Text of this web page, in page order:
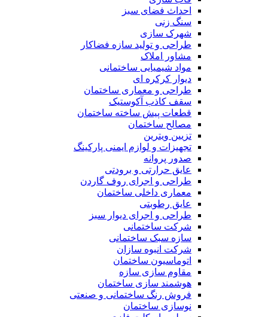
احداث فضای سبز
سنگ زنی
شهرک سازی
طراحی و تولید سازه فضاکار
مشاور املاک
مواد شیمیایی ساختمانی
دیوار کرکره ای
طراحی و معماری ساختمان
سقف کاذب آکوستیک
قطعات پیش ساخته ساختمان
مصالح ساختمان
تزیین ویترین
تجهیزات و لوازم ایمنی پارکینگ
صدور پروانه
عایق حرارتی و برودتی
طراحی و اجرای روف گاردن
معماری داخلی ساختمان
عایق رطوبتی
طراحی و اجرای دیوار سبز
شرکت ساختمانی
سازه سبک ساختمانی
شرکت انبوه سازان
اتوماسیون ساختمان
مقاوم سازی سازه
هوشمند سازی ساختمان
فروش رنگ ساختمانی و صنعتی
نوسازی ساختمان